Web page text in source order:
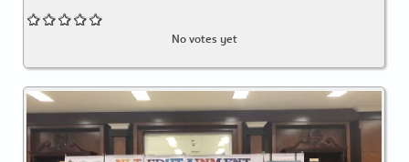
No votes yet